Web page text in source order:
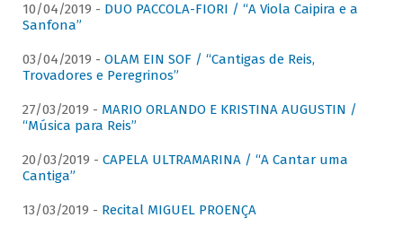
10/04/2019 - DUO PACCOLA-FIORI / “A Viola Caipira e a
Sanfona”
03/04/2019 - OLAM EIN SOF / “Cantigas de Reis,
Trovadores e Peregrinos”
27/03/2019 - MARIO ORLANDO E KRISTINA AUGUSTIN /
“Música para Reis”
20/03/2019 - CAPELA ULTRAMARINA / “A Cantar uma
Cantiga”
13/03/2019 - Recital MIGUEL PROENÇA